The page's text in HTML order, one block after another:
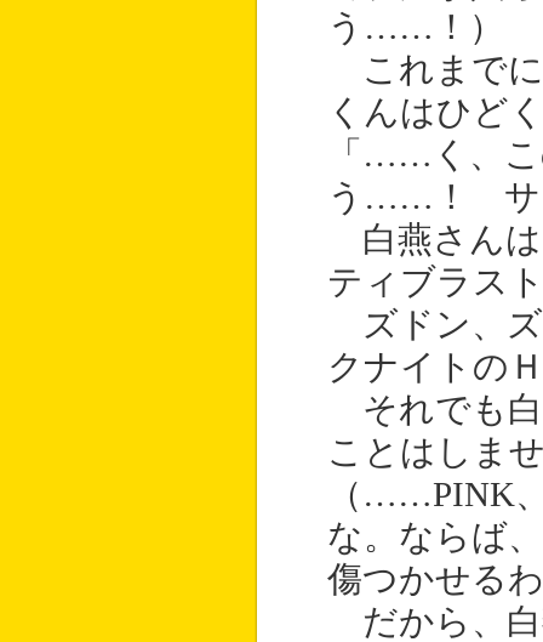
う……！）
これまでに
くんはひど
「……く、
う……！ サ
白燕さんは
ティブラス
ズドン、ズ
クナイトの
それでも白
ことはしま
（……PINK
な。ならば
傷つかせる
だから、白